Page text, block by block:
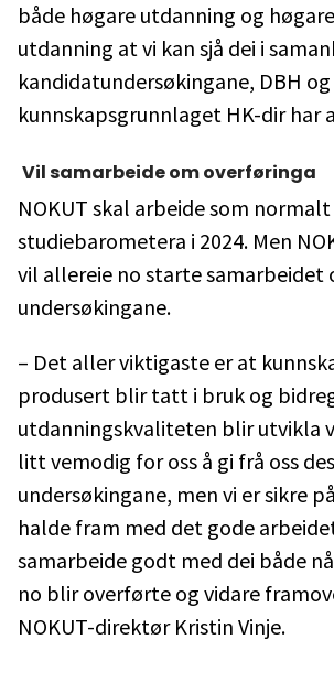
både høgare utdanning og
utdanning at vi kan sjå dei i
kandidatundersøkingane, DBH
kunnskapsgrunnlaget HK-dir har
Vil samarbeide om overføringa
NOKUT skal arbeide som
studiebarometera i 2024. Men
vil allereie no starte samarbeidet
undersøkingane.
– Det aller viktigaste er at
produsert blir tatt i bruk og
utdanningskvaliteten blir utvikla
litt vemodig for oss å gi frå oss
undersøkingane, men vi er sikre
halde fram med det gode
samarbeide godt med dei både
no blir overførte og vidare
NOKUT-direktør Kristin Vinje.